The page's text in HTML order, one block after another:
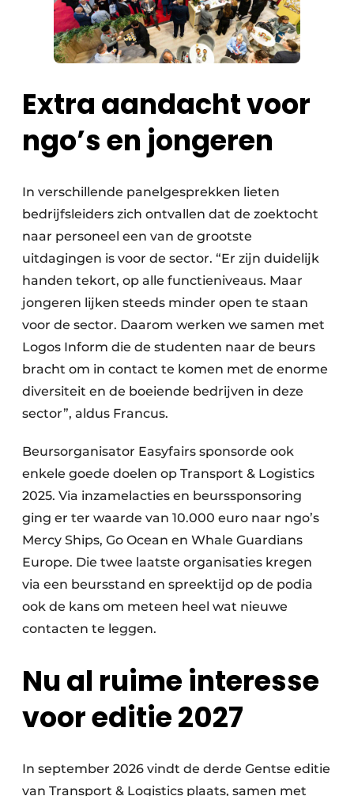
Extra aandacht voor
ngo’s en jongeren
In verschillende panelgesprekken lieten
bedrijfsleiders zich ontvallen dat de zoektocht
naar personeel een van de grootste
uitdagingen is voor de sector. “Er zijn duidelijk
handen tekort, op alle functieniveaus. Maar
jongeren lijken steeds minder open te staan
voor de sector. Daarom werken we samen met
Logos Inform die de studenten naar de beurs
bracht om in contact te komen met de enorme
diversiteit en de boeiende bedrijven in deze
sector”, aldus Francus.
Beursorganisator Easyfairs sponsorde ook
enkele goede doelen op Transport & Logistics
2025. Via inzamelacties en beurssponsoring
ging er ter waarde van 10.000 euro naar ngo’s
Mercy Ships, Go Ocean en Whale Guardians
Europe. Die twee laatste organisaties kregen
via een beursstand en spreektijd op de podia
ook de kans om meteen heel wat nieuwe
contacten te leggen.
Nu al ruime interesse
voor editie 2027
In september 2026 vindt de derde Gentse editie
van Transport & Logistics plaats, samen met